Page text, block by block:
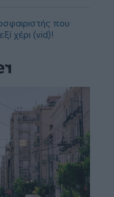
που
χέρι (vid)!